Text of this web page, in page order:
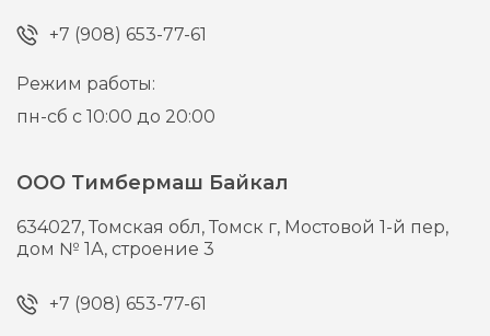
+7 (908) 653-77-61
Режим работы:
пн-сб с 10:00 до 20:00
ООО Тимбермаш Байкал
634027,Томская обл, Томск г, Мостовой 1-й пер,
дом № 1А, строение 3
+7 (908) 653-77-61